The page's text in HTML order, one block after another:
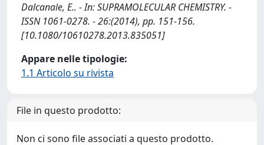
Dalcanale, E.. - In: SUPRAMOLECULAR CHEMISTRY. -
ISSN 1061-0278. - 26:(2014), pp. 151-156.
[10.1080/10610278.2013.835051]
Appare nelle tipologie:
1.1 Articolo su rivista
File in questo prodotto:
Non ci sono file associati a questo prodotto.